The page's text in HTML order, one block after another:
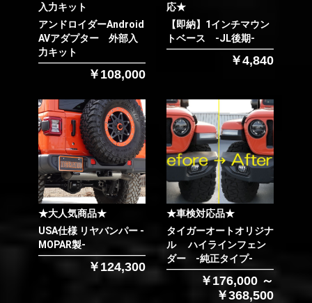
入力キット
アンドロイダーAndroid
AVアダプター 外部入
力キット
￥108,000
応★
【即納】1インチマウン
トベース -JL後期-
￥4,840
★大人気商品★
USA仕様 リヤバンパー -
MOPAR製-
￥124,300
★車検対応品★
タイガーオートオリジナ
ル ハイラインフェン
ダー -純正タイプ-
￥176,000 ～
￥368,500